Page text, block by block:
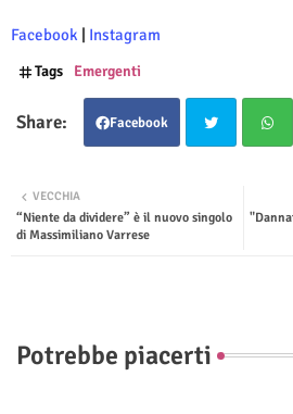
Facebook | Instagram
Tags Emergenti
Facebook
ter tsap
VECCHIA
“Niente da dividere” è il nuovo singolo
di Massimiliano Varrese
Potrebbe piacerti